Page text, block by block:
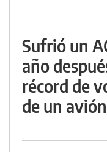
Sufrió un
año
récord de
de un avión